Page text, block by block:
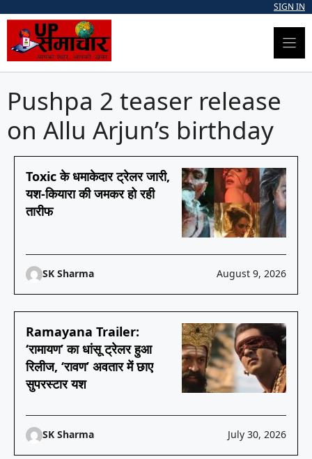
content
SIGN IN
Pushpa 2 teaser release
on Allu Arjun’s birthday
Toxic के धमाकेदार ट्रेलर जारी,
यश-कियारा की जमकर हो रही
तारीफ
SK Sharma August 9, 2026
Ramayana Trailer:
‘रामायण’ का धांसू ट्रेलर हुआ
रिलीज, ‘रावण’ अवतार में छाए
सुपरस्टार यश
SK Sharma July 30, 2026